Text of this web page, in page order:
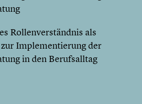
Rollenverständnis als
Implementierung der
in den Berufsalltag